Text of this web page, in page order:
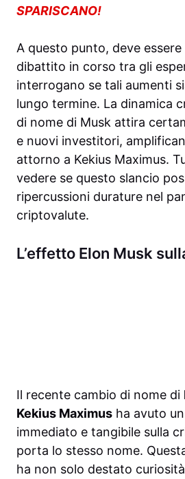
SPARISCANO!
A questo punto, deve
dibattito in corso tra gli
interrogano se tali aumenti
lungo termine. La dinamica
di nome di Musk attira
e nuovi investitori,
attorno a Kekius Maximus.
vedere se questo slancio
ripercussioni durature nel
criptovalute.
L’effetto Elon Musk
Il recente cambio di nome di
Kekius Maximus ha avuto
immediato e tangibile sulla
porta lo stesso nome.
ha non solo destato